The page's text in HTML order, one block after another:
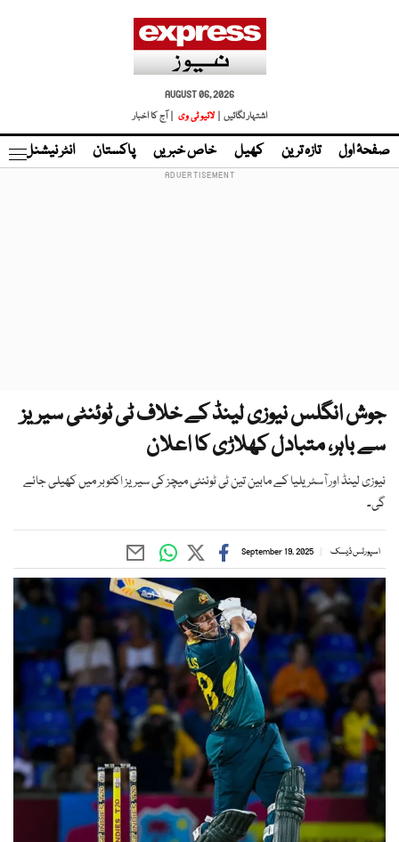
AUGUST 06, 2026
اشتہار لگائیں |
لائیو ٹی وی | آج کا اخبار
صفحۂ اول تازہ ترین کھیل خاص خبریں پاکستان انٹر نیشنل
جوش انگلس نیوزی لینڈ کے خلاف ٹی ٹوئنٹی سیریز
سے باہر، متبادل کھلاڑی کا اعلان
نیوزی لینڈ اور آسٹریلیا کے مابین تین ٹی ٹوئنٹی میچز کی سیریز اکتوبر میں کھیلی جائے
گی۔
اسپورٹس ڈیسک September 19, 2025